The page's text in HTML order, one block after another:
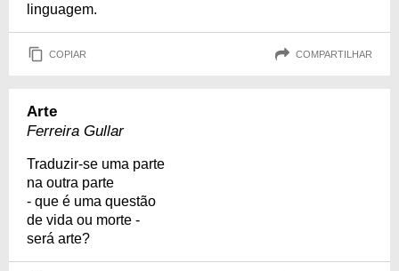
linguagem.
COPIAR COMPARTILHAR
Arte
Ferreira Gullar
Traduzir-se uma parte
na outra parte
- que é uma questão
de vida ou morte -
será arte?